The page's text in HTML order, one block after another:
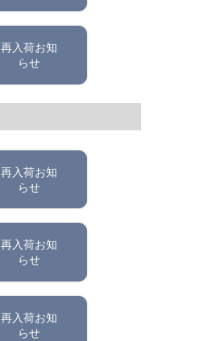
再入荷お知
らせ
再入荷お知
らせ
再入荷お知
らせ
再入荷お知
らせ